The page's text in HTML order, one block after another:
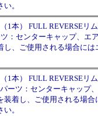
。
1本） FULL REVERSEリム
：センターキャップ、
し、ご使用される場合に
1本） FULL REVERSEリム
ーツ：センターキャッ
着し、ご使用される場合
。